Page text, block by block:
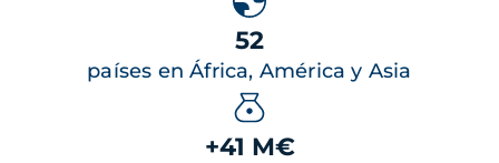
52
países en África, América y Asia
+41 M€